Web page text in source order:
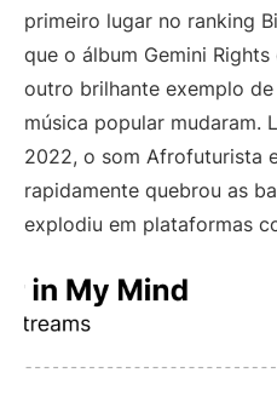
primeiro lugar no ranking
que o álbum Gemini
outro brilhante exemplo
música popular mudaram.
2022, o som Afrofuturista
rapidamente quebrou as
explodiu em plataformas